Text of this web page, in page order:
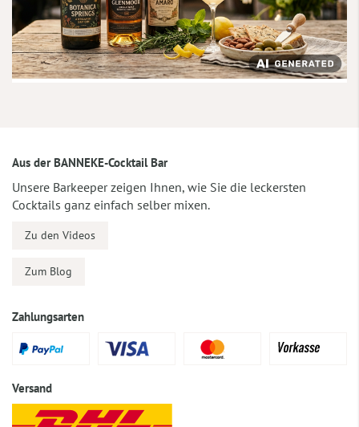
Aus der BANNEKE-Cocktail Bar
Unsere Barkeeper zeigen Ihnen, wie Sie die leckersten
Cocktails ganz einfach selber mixen.
Zu den Videos
Zum Blog
Zahlungsarten
Versand